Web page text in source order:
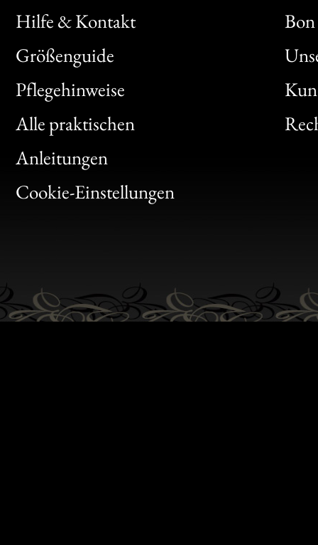
Hilfe & Kontakt
Größenguide
Pflegehinweise
Alle praktischen
Anleitungen
Cookie-Einstellungen
Bon
Clic